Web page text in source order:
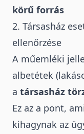
körű forrás
2. Társasház
ellenőrzése
A műemléki
albetétek
a társasház
Ez az a pont,
kihagynak az